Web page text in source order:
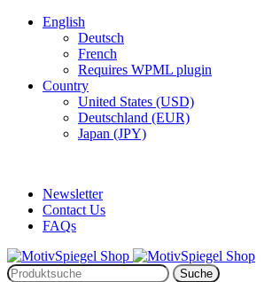
English
Deutsch
French
Requires WPML plugin
Country
United States (USD)
Deutschland (EUR)
Japan (JPY)
Newsletter
Contact Us
FAQs
Suche